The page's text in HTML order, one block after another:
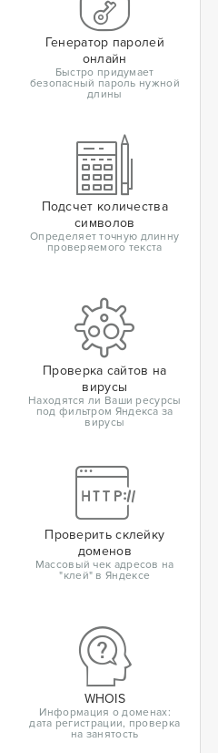
Генератор паролей
онлайн
Быстро придумает
безопасный пароль нужной
длины
Подсчет количества
символов
Определяет точную длинну
проверяемого текста
Проверка сайтов на
вирусы
Находятся ли Ваши ресурсы
под фильтром Яндекса за
вирусы
Проверить склейку
доменов
Массовый чек адресов на
"клей" в Яндексе
WHOIS
Информация о доменах:
дата регистрации, проверка
на занятость